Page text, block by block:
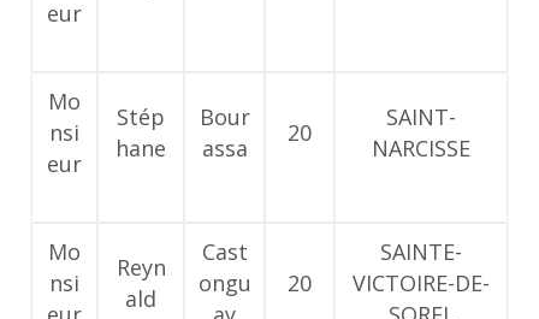
eur
Mo
nsi
eur
Stép
hane
Bour
assa
20
SAINT-
NARCISSE
Mo
nsi
Reyn
ald
Cast
ongu
20
SAINTE-
VICTOIRE-DE-